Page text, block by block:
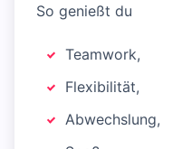
So genießt du
Teamwork,
Flexibilität,
Abwechslung,